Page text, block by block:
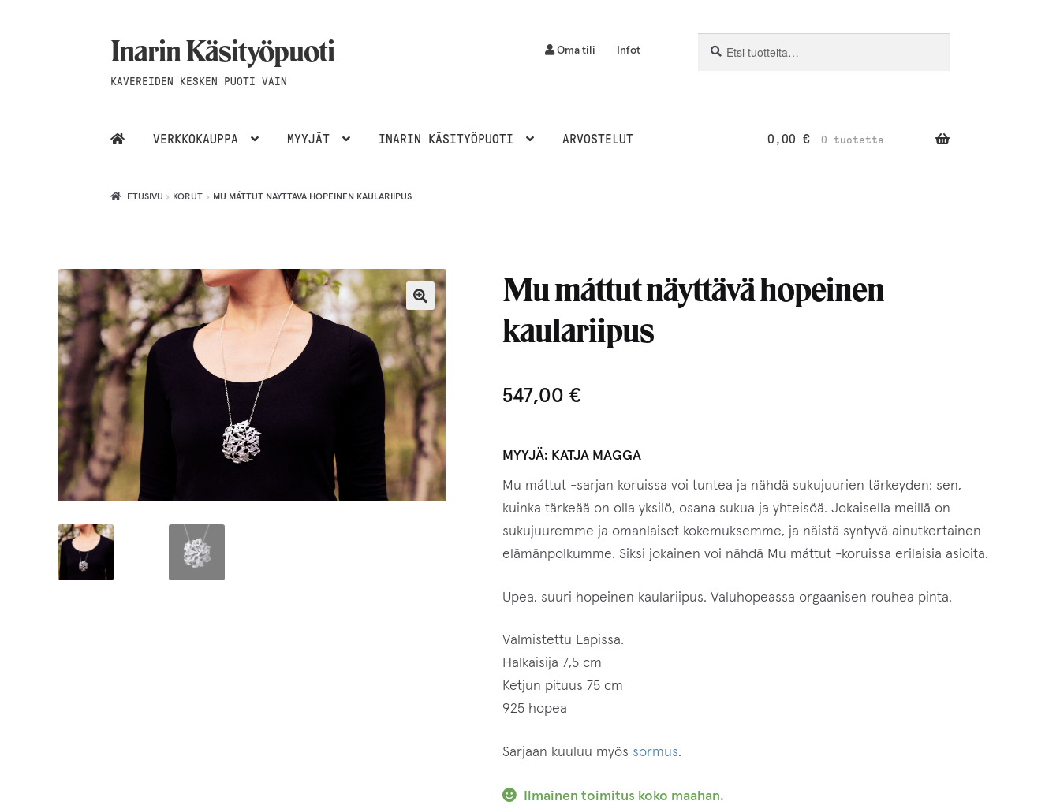
Siirry
navigointiin
Siirry
sisältöön
Inarin Käsityöpuoti
KAVEREIDEN KESKEN PUOTI VAIN
Oma tili Infot
VERKKOKAUPPA MYYJÄT INARIN KÄSITYÖPUOTI ARVOSTELUT 0,00 € 0 tuotetta
ETUSIVU KORUT MU MÁTTUT NÄYTTÄVÄ HOPEINEN KAULARIIPUS
Mu máttut näyttävä hopeinen
kaulariipus
547,00 €
MYYJÄ: KATJA MAGGA
Mu máttut -sarjan koruissa voi tuntea ja nähdä sukujuurien tärkeyden: sen,
kuinka tärkeää on olla yksilö, osana sukua ja yhteisöä. Jokaisella meillä on
sukujuuremme ja omanlaiset kokemuksemme, ja näistä syntyvä ainutkertainen
elämänpolkumme. Siksi jokainen voi nähdä Mu máttut -koruissa erilaisia asioita.
Upea, suuri hopeinen kaulariipus. Valuhopeassa orgaanisen rouhea pinta.
Valmistettu Lapissa.
Halkaisija 7,5 cm
Ketjun pituus 75 cm
925 hopea
Sarjaan kuuluu myös sormus.
Ilmainen toimitus koko maahan.